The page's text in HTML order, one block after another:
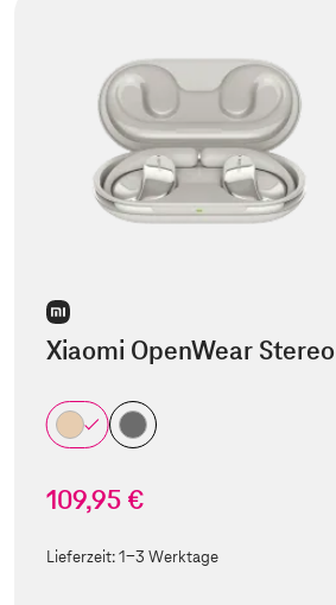
Xiaomi OpenWear Stereo
109,95 €
Lieferzeit:1-3 Werktage